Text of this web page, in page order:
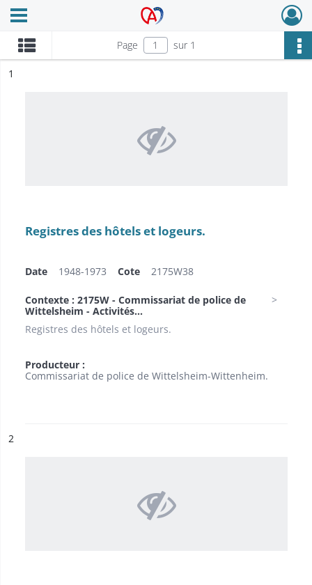
Archives Alsace - Colmar
Ouvrir le menu déroulant
Page sur 1
n°
1
Registres des hôtels et logeurs.
Date 1948-1973 Cote 2175W38
Contexte : 2175W - Commissariat de police de
Wittelsheim - Activités...
Registres des hôtels et logeurs.
Producteur :
Commissariat de police de Wittelsheim-Wittenheim.
n°
2